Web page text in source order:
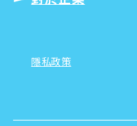
隱私政策